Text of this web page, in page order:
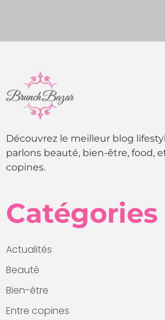
Découvrez le meilleur blog
parlons beauté, bien-être, food,
copines.
Catégories
Actualités
Beauté
Bien-être
Entre copines